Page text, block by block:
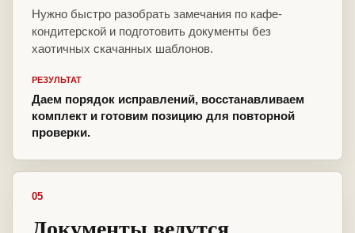
Нужно быстро разобрать замечания по кафе-
кондитерской и подготовить документы без
хаотичных скачанных шаблонов.
РЕЗУЛЬТАТ
Даем порядок исправлений, восстанавливаем
комплект и готовим позицию для повторной
проверки.
05